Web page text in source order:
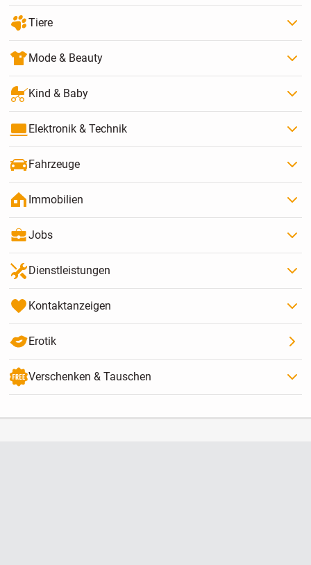
Tiere
Mode & Beauty
Kind & Baby
Elektronik & Technik
Fahrzeuge
Immobilien
Jobs
Dienstleistungen
Kontaktanzeigen
Erotik
Verschenken & Tauschen